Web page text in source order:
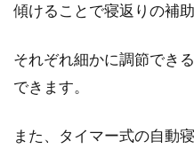
傾けることで寝返りの補
それぞれ細かに調節でき
できます。
また、タイマー式の自動